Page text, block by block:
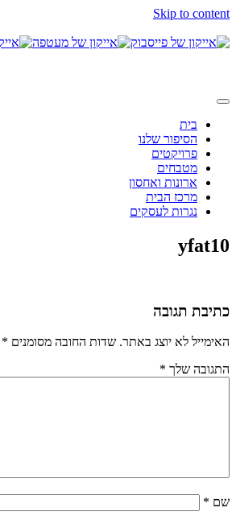
Skip to content
בית
הסיפור שלנו
פרויקטים
מטבחים
ארונות ואחסון
מרכז הבית
נגרות לעסקים
yfat10
כתיבת תגובה
האימייל לא יוצג באתר. שדות החובה מסומנים *
התגובה שלך *
שם *